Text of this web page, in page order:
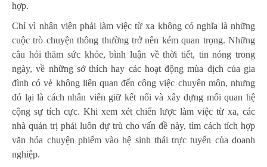
hợp.
Chỉ vì nhân viên phải làm việc từ xa không có nghĩa là những
cuộc trò chuyện thông thường trở nên kém quan trọng. Những
câu hỏi thăm sức khỏe, bình luận về thời tiết, tin nóng trong
ngày, về những sở thích hay các hoạt động mùa dịch của gia
đình có vẻ không liên quan đến công việc chuyên môn, nhưng
đó lại là cách nhân viên giữ kết nối và xây dựng mối quan hệ
cộng sự tích cực. Khi xem xét chiến lược làm việc từ xa, các
nhà quản trị phải luôn dự trù cho vấn đề này, tìm cách tích hợp
văn hóa chuyện phiếm vào hệ sinh thái trực tuyến của doanh
nghiệp.